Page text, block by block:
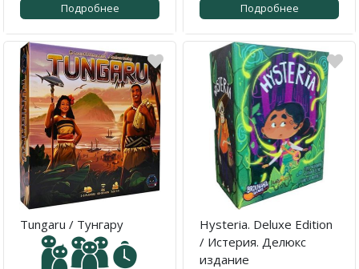
Подробнее Подробнее
Tungaru / Тунгару
Hysteria. Deluxe Edition
/ Истерия. Делюкс
издание